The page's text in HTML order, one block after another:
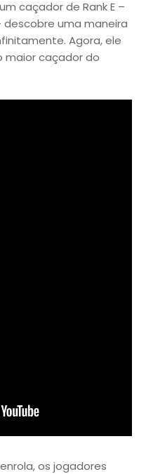
caçador de Rank E –
uma maneira
Agora, ele
maior caçador do
os jogadores